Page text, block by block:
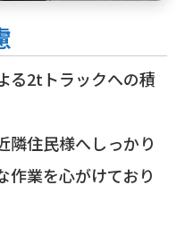
る2tトラックへの積
隣住民様へしっかり
作業を心がけており